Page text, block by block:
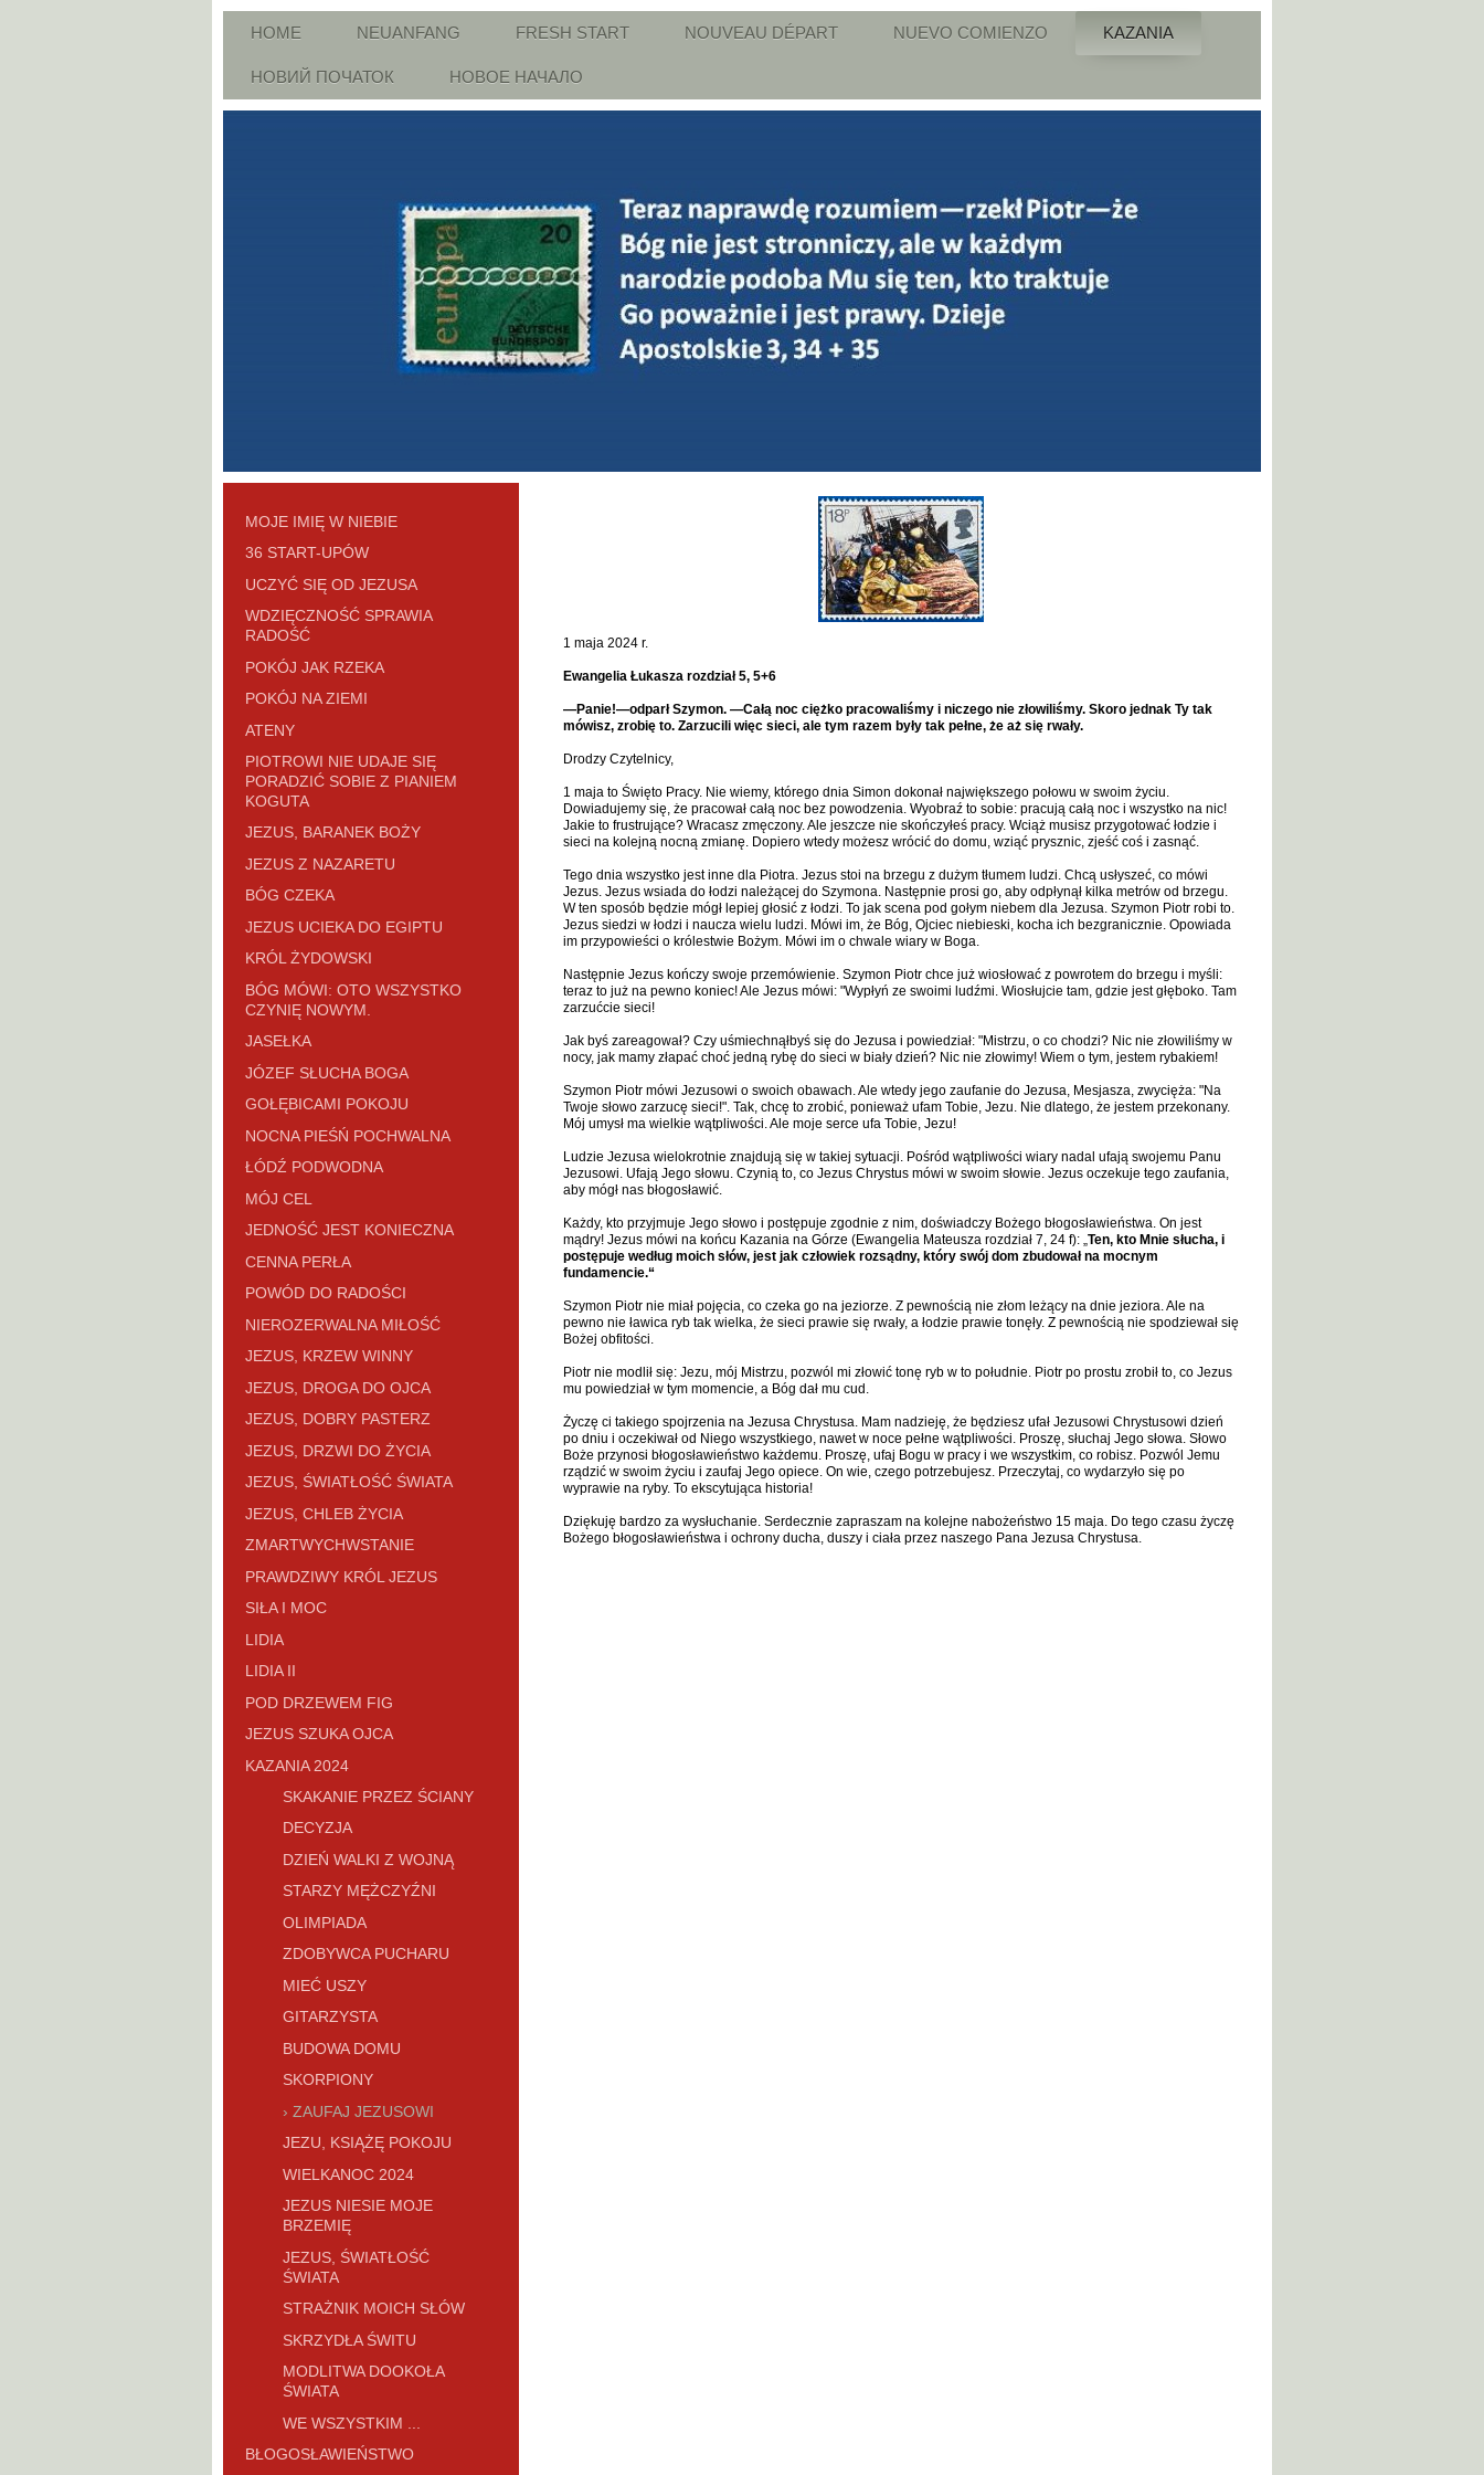
HOME NEUANFANG FRESH START NOUVEAU DÉPART NUEVO COMIENZO KAZANIA
НОВИЙ ПОЧАТОК НОВОЕ НАЧАЛО
1 maja 2024 r.
Ewangelia Łukasza rozdział 5, 5+6
—Panie!—odparł Szymon. —Całą noc ciężko pracowaliśmy i niczego nie złowiliśmy. Skoro jednak Ty tak
mówisz, zrobię to. Zarzucili więc sieci, ale tym razem były tak pełne, że aż się rwały.
Drodzy Czytelnicy,
1 maja to Święto Pracy. Nie wiemy, którego dnia Simon dokonał największego połowu w swoim życiu.
Dowiadujemy się, że pracował całą noc bez powodzenia. Wyobraź to sobie: pracują całą noc i wszystko na nic!
Jakie to frustrujące? Wracasz zmęczony. Ale jeszcze nie skończyłeś pracy. Wciąż musisz przygotować łodzie i
sieci na kolejną nocną zmianę. Dopiero wtedy możesz wrócić do domu, wziąć prysznic, zjeść coś i zasnąć.
Tego dnia wszystko jest inne dla Piotra. Jezus stoi na brzegu z dużym tłumem ludzi. Chcą usłyszeć, co mówi
Jezus. Jezus wsiada do łodzi należącej do Szymona. Następnie prosi go, aby odpłynął kilka metrów od brzegu.
W ten sposób będzie mógł lepiej głosić z łodzi. To jak scena pod gołym niebem dla Jezusa. Szymon Piotr robi to.
Jezus siedzi w łodzi i naucza wielu ludzi. Mówi im, że Bóg, Ojciec niebieski, kocha ich bezgranicznie. Opowiada
im przypowieści o królestwie Bożym. Mówi im o chwale wiary w Boga.
Następnie Jezus kończy swoje przemówienie. Szymon Piotr chce już wiosłować z powrotem do brzegu i myśli:
teraz to już na pewno koniec! Ale Jezus mówi: "Wypłyń ze swoimi ludźmi. Wiosłujcie tam, gdzie jest głęboko. Tam
zarzućcie sieci!
Jak byś zareagował? Czy uśmiechnąłbyś się do Jezusa i powiedział: "Mistrzu, o co chodzi? Nic nie złowiliśmy w
nocy, jak mamy złapać choć jedną rybę do sieci w biały dzień? Nic nie złowimy! Wiem o tym, jestem rybakiem!
Szymon Piotr mówi Jezusowi o swoich obawach. Ale wtedy jego zaufanie do Jezusa, Mesjasza, zwycięża: "Na
Twoje słowo zarzucę sieci!". Tak, chcę to zrobić, ponieważ ufam Tobie, Jezu. Nie dlatego, że jestem przekonany.
Mój umysł ma wielkie wątpliwości. Ale moje serce ufa Tobie, Jezu!
Ludzie Jezusa wielokrotnie znajdują się w takiej sytuacji. Pośród wątpliwości wiary nadal ufają swojemu Panu
Jezusowi. Ufają Jego słowu. Czynią to, co Jezus Chrystus mówi w swoim słowie. Jezus oczekuje tego zaufania,
aby mógł nas błogosławić.
Każdy, kto przyjmuje Jego słowo i postępuje zgodnie z nim, doświadczy Bożego błogosławieństwa. On jest
mądry! Jezus mówi na końcu Kazania na Górze (Ewangelia Mateusza rozdział 7, 24 f): „ Ten, kto Mnie słucha, i
postępuje według moich słów, jest jak człowiek rozsądny, który swój dom zbudował na mocnym
fundamencie.“
Szymon Piotr nie miał pojęcia, co czeka go na jeziorze. Z pewnością nie złom leżący na dnie jeziora. Ale na
pewno nie ławica ryb tak wielka, że sieci prawie się rwały, a łodzie prawie tonęły. Z pewnością nie spodziewał się
Bożej obfitości.
Piotr nie modlił się: Jezu, mój Mistrzu, pozwól mi złowić tonę ryb w to południe. Piotr po prostu zrobił to, co Jezus
mu powiedział w tym momencie, a Bóg dał mu cud.
Życzę ci takiego spojrzenia na Jezusa Chrystusa. Mam nadzieję, że będziesz ufał Jezusowi Chrystusowi dzień
po dniu i oczekiwał od Niego wszystkiego, nawet w noce pełne wątpliwości. Proszę, słuchaj Jego słowa. Słowo
Boże przynosi błogosławieństwo każdemu. Proszę, ufaj Bogu w pracy i we wszystkim, co robisz. Pozwól Jemu
rządzić w swoim życiu i zaufaj Jego opiece. On wie, czego potrzebujesz. Przeczytaj, co wydarzyło się po
wyprawie na ryby. To ekscytująca historia!
Dziękuję bardzo za wysłuchanie. Serdecznie zapraszam na kolejne nabożeństwo 15 maja. Do tego czasu życzę
Bożego błogosławieństwa i ochrony ducha, duszy i ciała przez naszego Pana Jezusa Chrystusa.
MOJE IMIĘ W NIEBIE
36 START-UPÓW
UCZYĆ SIĘ OD JEZUSA
WDZIĘCZNOŚĆ SPRAWIA
RADOŚĆ
POKÓJ JAK RZEKA
POKÓJ NA ZIEMI
ATENY
PIOTROWI NIE UDAJE SIĘ
PORADZIĆ SOBIE Z PIANIEM
KOGUTA
JEZUS, BARANEK BOŻY
JEZUS Z NAZARETU
BÓG CZEKA
JEZUS UCIEKA DO EGIPTU
KRÓL ŻYDOWSKI
BÓG MÓWI: OTO WSZYSTKO
CZYNIĘ NOWYM.
JASEŁKA
JÓZEF SŁUCHA BOGA
GOŁĘBICAMI POKOJU
NOCNA PIEŚŃ POCHWALNA
ŁÓDŹ PODWODNA
MÓJ CEL
JEDNOŚĆ JEST KONIECZNA
CENNA PERŁA
POWÓD DO RADOŚCI
NIEROZERWALNA MIŁOŚĆ
JEZUS, KRZEW WINNY
JEZUS, DROGA DO OJCA
JEZUS, DOBRY PASTERZ
JEZUS, DRZWI DO ŻYCIA
JEZUS, ŚWIATŁOŚĆ ŚWIATA
JEZUS, CHLEB ŻYCIA
ZMARTWYCHWSTANIE
PRAWDZIWY KRÓL JEZUS
SIŁA I MOC
LIDIA
LIDIA II
POD DRZEWEM FIG
JEZUS SZUKA OJCA
KAZANIA 2024
SKAKANIE PRZEZ ŚCIANY
DECYZJA
DZIEŃ WALKI Z WOJNĄ
STARZY MĘŻCZYŹNI
OLIMPIADA
ZDOBYWCA PUCHARU
MIEĆ USZY
GITARZYSTA
BUDOWA DOMU
SKORPIONY
ZAUFAJ JEZUSOWI
JEZU, KSIĄŻĘ POKOJU
WIELKANOC 2024
JEZUS NIESIE MOJE
BRZEMIĘ
JEZUS, ŚWIATŁOŚĆ
ŚWIATA
STRAŻNIK MOICH SŁÓW
SKRZYDŁA ŚWITU
MODLITWA DOOKOŁA
ŚWIATA
WE WSZYSTKIM ...
BŁOGOSŁAWIEŃSTWO